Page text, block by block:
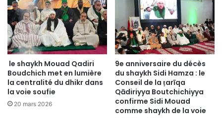
le shaykh Mouad Qadiri
Boudchich met en lumière
la centralité du dhikr dans
la voie soufie
20 mars 2026
9e anniversaire du décès
du shaykh Sidi Hamza : le
Conseil de la ṭarīqa
Qādiriyya Boutchichiyya
confirme Sidi Mouad
comme shaykh de la voie